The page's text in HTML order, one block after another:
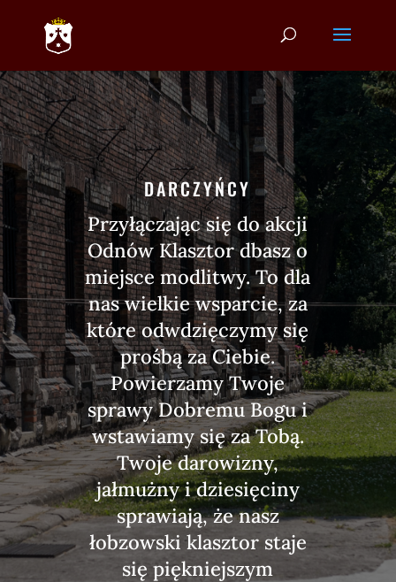
DARCZYŃCY
Przyłączając się do akcji
Odnów Klasztor dbasz o
miejsce modlitwy. To dla
nas wielkie wsparcie, za
które odwdzięczymy się
prośbą za Ciebie.
Powierzamy Twoje
sprawy Dobremu Bogu i
wstawiamy się za Tobą.
Twoje darowizny,
jałmużny i dziesięciny
sprawiają, że nasz
łobzowski klasztor staje
się piękniejszym